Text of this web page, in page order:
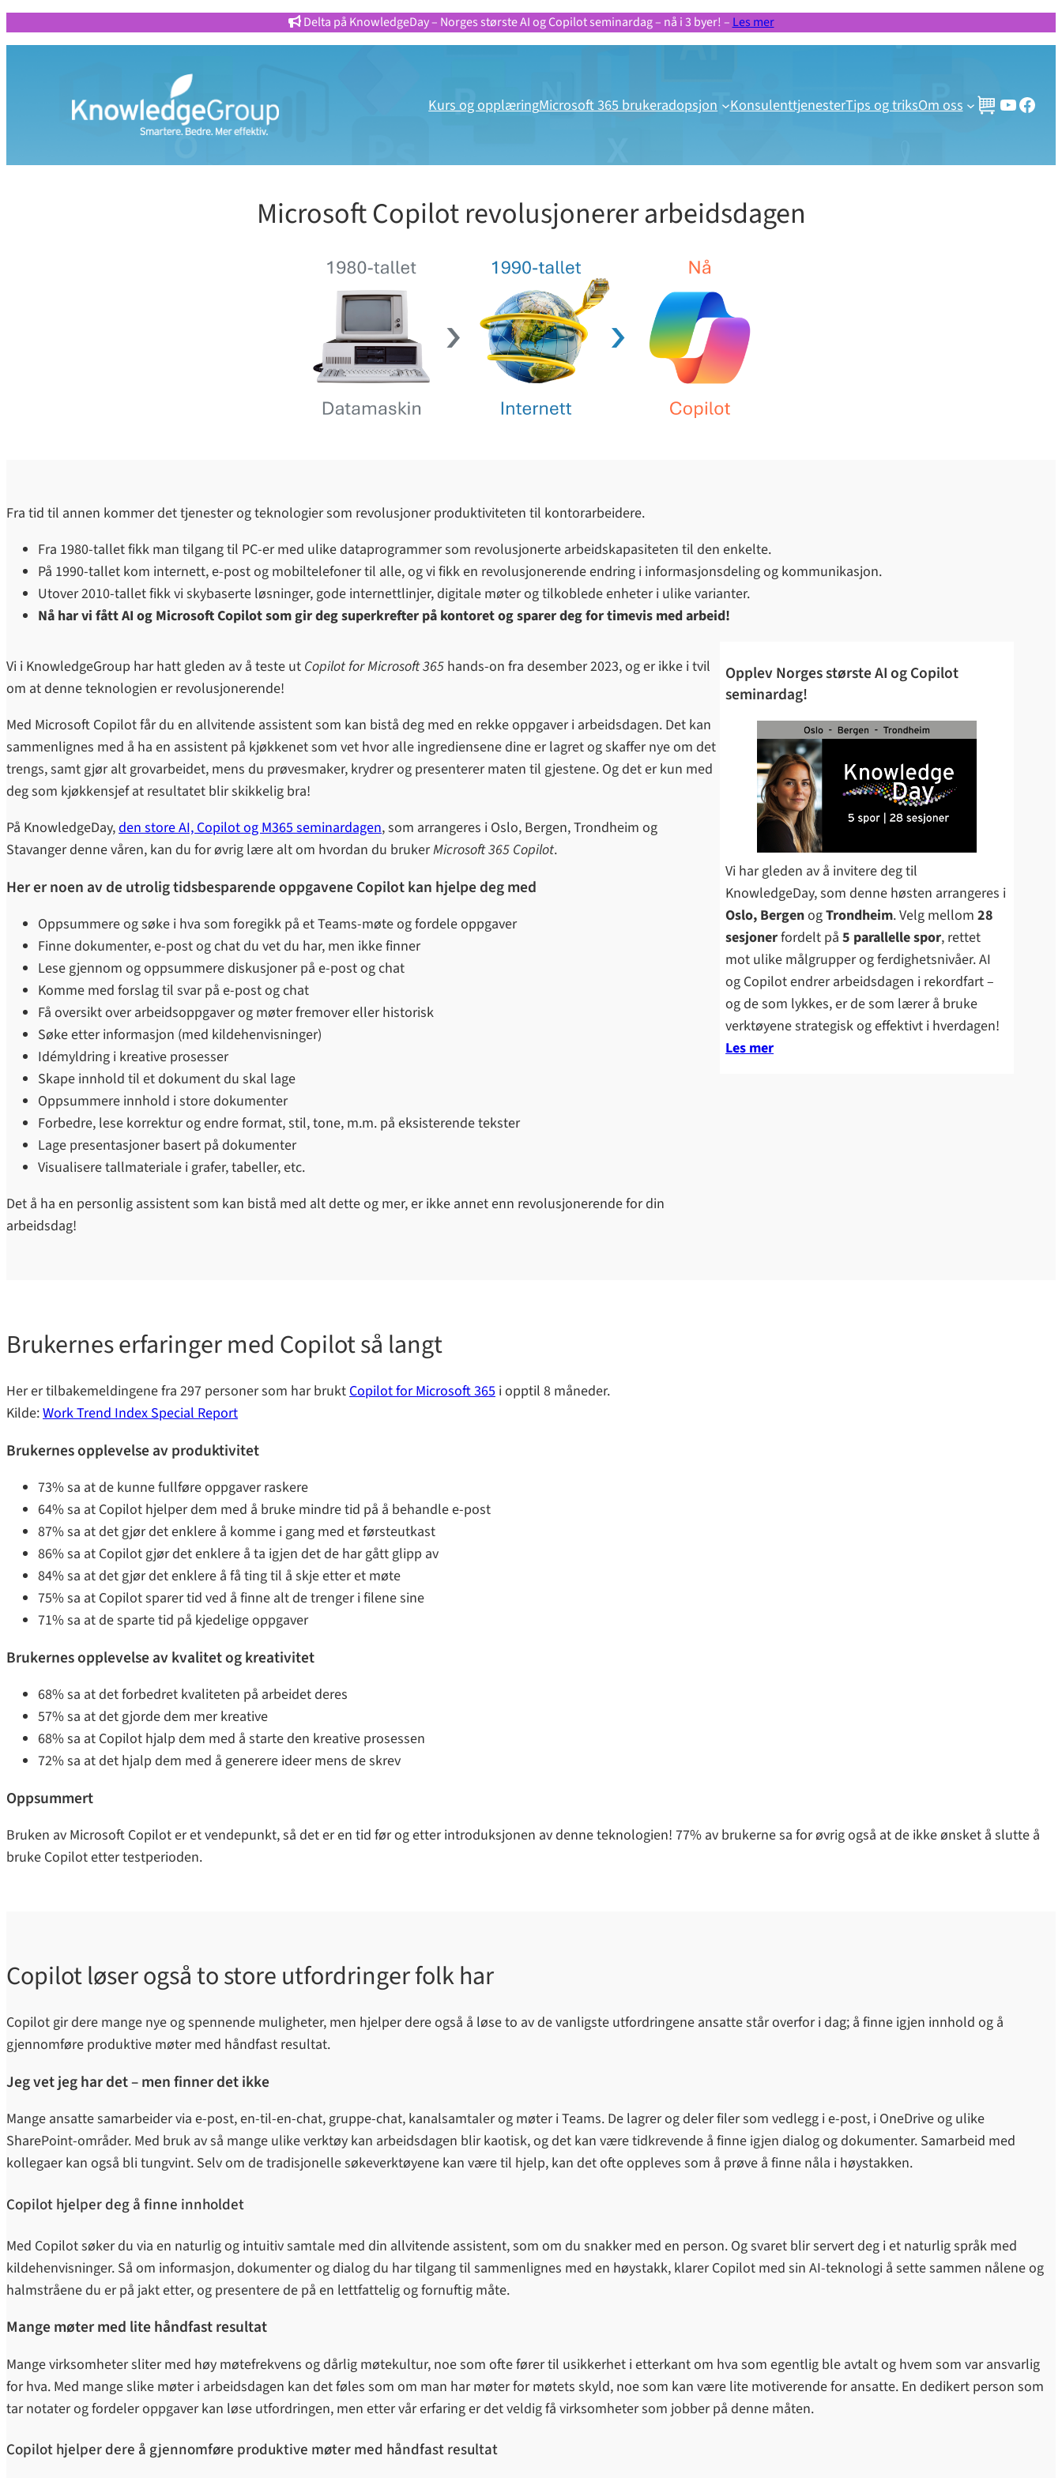
Delta på KnowledgeDay – Norges største AI og Copilot seminardag – nå i 3 byer! – Les mer
Kurs og opplæringMicrosoft 365 brukeradopsjon KonsulenttjenesterTips og triksOm oss Gratis videoer og webinar
Besøk vår Facebook side!
Microsoft Copilot revolusjonerer arbeidsdagen
Fra tid til annen kommer det tjenester og teknologier som revolusjoner produktiviteten til kontorarbeidere.
Fra 1980-tallet fikk man tilgang til PC-er med ulike dataprogrammer som revolusjonerte arbeidskapasiteten til den enkelte.
På 1990-tallet kom internett, e-post og mobiltelefoner til alle, og vi fikk en revolusjonerende endring i informasjonsdeling og kommunikasjon.
Utover 2010-tallet fikk vi skybaserte løsninger, gode internettlinjer, digitale møter og tilkoblede enheter i ulike varianter.
Nå har vi fått AI og Microsoft Copilot som gir deg superkrefter på kontoret og sparer deg for timevis med arbeid!
Vi i KnowledgeGroup har hatt gleden av å teste ut Copilot for Microsoft 365 hands-on fra desember 2023, og er ikke i tvil
om at denne teknologien er revolusjonerende!
Med Microsoft Copilot får du en allvitende assistent som kan bistå deg med en rekke oppgaver i arbeidsdagen. Det kan
sammenlignes med å ha en assistent på kjøkkenet som vet hvor alle ingrediensene dine er lagret og skaffer nye om det
trengs, samt gjør alt grovarbeidet, mens du prøvesmaker, krydrer og presenterer maten til gjestene. Og det er kun med
deg som kjøkkensjef at resultatet blir skikkelig bra!
På KnowledgeDay,den store AI, Copilot og M365 seminardagen, som arrangeres i Oslo, Bergen, Trondheim og
Stavanger denne våren, kan du for øvrig lære alt om hvordan du brukerMicrosoft 365 Copilot.
Her er noen av de utrolig tidsbesparende oppgavene Copilot kan hjelpe deg med
Oppsummere og søke i hva som foregikk på et Teams-møte og fordele oppgaver
Finne dokumenter, e-post og chat du vet du har, men ikke finner
Lese gjennom og oppsummere diskusjoner på e-post og chat
Komme med forslag til svar på e-post og chat
Få oversikt over arbeidsoppgaver og møter fremover eller historisk
Søke etter informasjon (med kildehenvisninger)
Idémyldring i kreative prosesser
Skape innhold til et dokument du skal lage
Oppsummere innhold i store dokumenter
Forbedre, lese korrektur og endre format, stil, tone, m.m. på eksisterende tekster
Lage presentasjoner basert på dokumenter
Visualisere tallmateriale i grafer, tabeller, etc.
Det å ha en personlig assistent som kan bistå med alt dette og mer, er ikke annet enn revolusjonerende for din
arbeidsdag!
Opplev Norges største AI og Copilot
seminardag!
Vi har gleden av å invitere deg til
KnowledgeDay, som denne høsten arrangeres i
Oslo, BergenogTrondheim. Velg mellom28
sesjonerfordelt på5 parallelle spor, rettet
mot ulike målgrupper og ferdighetsnivåer. AI
og Copilot endrer arbeidsdagen i rekordfart –
og de som lykkes, er de som lærer å bruke
verktøyene strategisk og effektivt i hverdagen!
Les mer
Brukernes erfaringer med Copilot så langt
Her er tilbakemeldingene fra 297 personer som har bruktCopilot for Microsoft 365 i opptil 8 måneder.
Kilde:Work Trend Index Special Report
Brukernes opplevelse av produktivitet
73% sa at de kunne fullføre oppgaver raskere
64% sa at Copilot hjelper dem med å bruke mindre tid på å behandle e-post
87% sa at det gjør det enklere å komme i gang med et førsteutkast
86% sa at Copilot gjør det enklere å ta igjen det de har gått glipp av
84% sa at det gjør det enklere å få ting til å skje etter et møte
75% sa at Copilot sparer tid ved å finne alt de trenger i filene sine
71% sa at de sparte tid på kjedelige oppgaver
Brukernes opplevelse av kvalitet og kreativitet
68% sa at det forbedret kvaliteten på arbeidet deres
57% sa at det gjorde dem mer kreative
68% sa at Copilot hjalp dem med å starte den kreative prosessen
72% sa at det hjalp dem med å generere ideer mens de skrev
Oppsummert
Bruken av Microsoft Copilot er et vendepunkt, så det er en tid før og etter introduksjonen av denne teknologien! 77% av brukerne sa for øvrig også at de ikke ønsket å slutte å
bruke Copilot etter testperioden.
Copilot løser også to store utfordringer folk har
Copilot gir dere mange nye og spennende muligheter, men hjelper dere også å løse to av de vanligste utfordringene ansatte står overfor i dag; å finne igjen innhold og å
gjennomføre produktive møter med håndfast resultat.
Jeg vet jeg har det – men finner det ikke
Mange ansatte samarbeider via e-post, en-til-en-chat, gruppe-chat, kanalsamtaler og møter i Teams. De lagrer og deler filer som vedlegg i e-post, i OneDrive og ulike
SharePoint-områder. Med bruk av så mange ulike verktøy kan arbeidsdagen blir kaotisk, og det kan være tidkrevende å finne igjen dialog og dokumenter. Samarbeid med
kollegaer kan også bli tungvint. Selv om de tradisjonelle søkeverktøyene kan være til hjelp, kan det ofte oppleves som å prøve å finne nåla i høystakken.
Copilot hjelper deg å finne innholdet
Med Copilot søker du via en naturlig og intuitiv samtale med din allvitende assistent, som om du snakker med en person. Og svaret blir servert deg i et naturlig språk med
kildehenvisninger. Så om informasjon, dokumenter og dialog du har tilgang til sammenlignes med en høystakk, klarer Copilot med sin AI-teknologi å sette sammen nålene og
halmstråene du er på jakt etter, og presentere de på en lettfattelig og fornuftig måte.
Mange møter med lite håndfast resultat
Mange virksomheter sliter med høy møtefrekvens og dårlig møtekultur, noe som ofte fører til usikkerhet i etterkant om hva som egentlig ble avtalt og hvem som var ansvarlig
for hva. Med mange slike møter i arbeidsdagen kan det føles som om man har møter for møtets skyld, noe som kan være lite motiverende for ansatte. En dedikert person som
tar notater og fordeler oppgaver kan løse utfordringen, men etter vår erfaring er det veldig få virksomheter som jobber på denne måten.
Copilot hjelper dere å gjennomføre produktive møter med håndfast resultat